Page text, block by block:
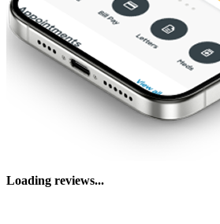
Loading reviews...